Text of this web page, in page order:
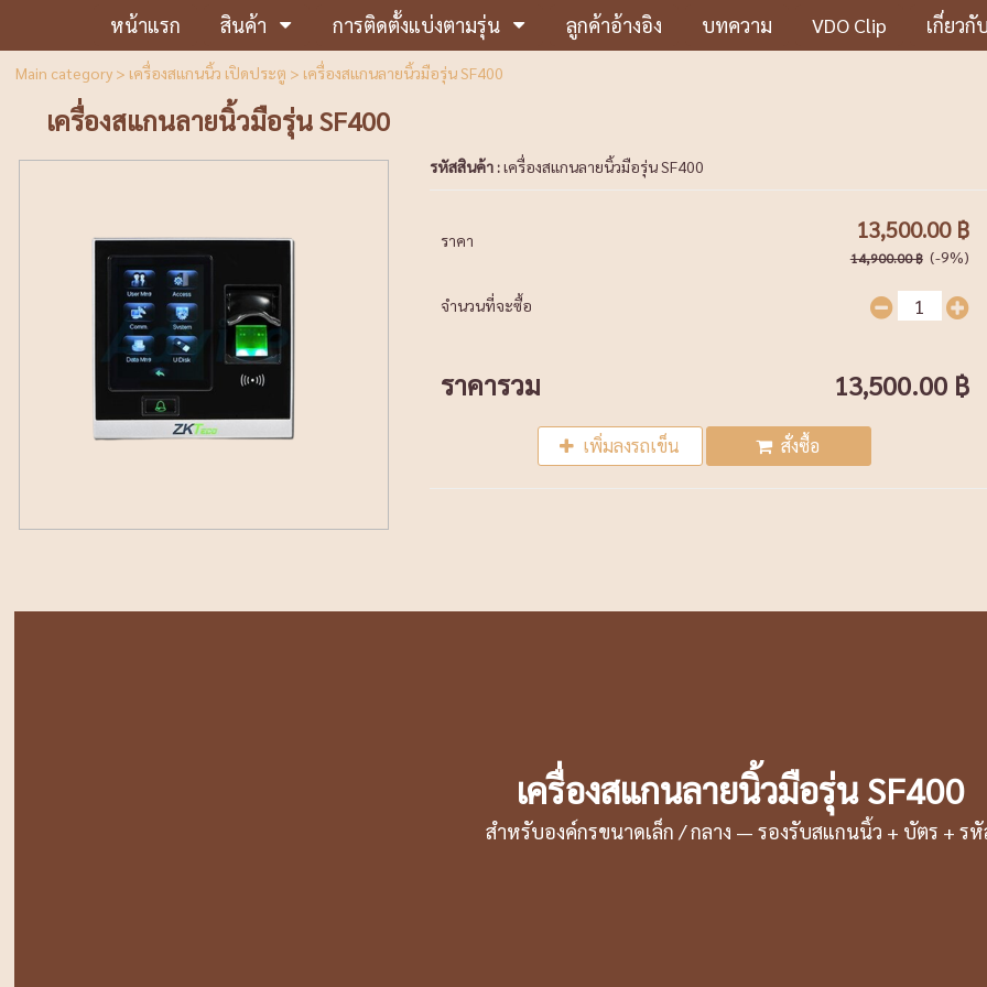
หน้าแรก สินค้า การติดตั้งแบ่งตามรุ่น ลูกค้าอ้างอิง บทความ VDO Clip เกี่ยวกั
Main category> เครื่องสแกนนิ้ว เปิดประตู > เครื่องสแกนลายนิ้วมือรุ่น SF400
เครื่องสแกนลายนิ้วมือรุ่น SF400
รหัสสินค้า :เครื่องสแกนลายนิ้วมือรุ่น SF400
ราคา 13,500.00 ฿
14,900.00 ฿ (-9%)
จำนวนที่จะซื้อ
ราคารวม 13,500.00 ฿
เพิ่มลงรถเข็น สั่งซื้อ
เครื่องสแกนลายนิ้วมือรุ่น SF400
สำหรับองค์กรขนาดเล็ก / กลาง — รองรับสแกนนิ้ว + บัตร + ร